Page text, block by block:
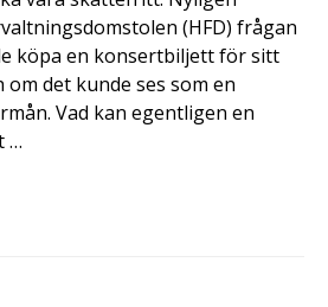
(HFD) frågan
köpa en konsertbiljett för sitt
det kunde ses som en
Vad kan egentligen en
…